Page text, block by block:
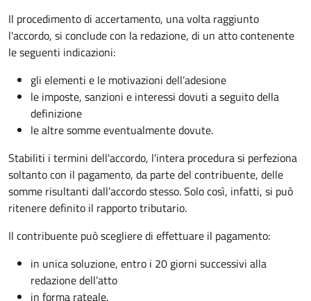
Il procedimento di accertamento, una volta raggiunto
l'accordo, si conclude con la redazione, di un atto contenente
le seguenti indicazioni:
gli elementi e le motivazioni dell’adesione
le imposte, sanzioni e interessi dovuti a seguito della
definizione
le altre somme eventualmente dovute.
Stabiliti i termini dell'accordo, l'intera procedura si perfeziona
soltanto con il pagamento, da parte del contribuente, delle
somme risultanti dall’accordo stesso. Solo così, infatti, si può
ritenere definito il rapporto tributario.
Il contribuente può scegliere di effettuare il pagamento:
in unica soluzione, entro i 20 giorni successivi alla
redazione dell’atto
in forma rateale.